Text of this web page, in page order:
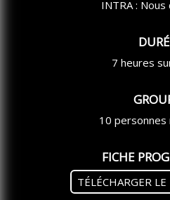
INTRA :
7 heures
10 personnes
FICHE
TÉLÉCHARGER